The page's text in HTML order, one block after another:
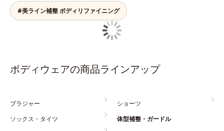
#美ライン補整 ボディリファイニング
ボディウェアの商品ラインアップ
ブラジャー
ショーツ
ソックス・タイツ
体型補整・ガードル